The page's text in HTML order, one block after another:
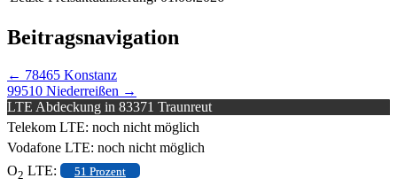
Beitragsnavigation
← 78465 Konstanz
99510 Niederreißen →
LTE Abdeckung in 83371 Traunreut
Telekom LTE: noch nicht möglich
Vodafone LTE: noch nicht möglich
O2 LTE: 51 Prozent